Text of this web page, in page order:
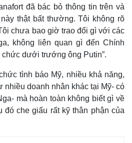
đã bác bỏ thông tin trên và
thật bất thường. Tôi không rõ
chưa bao giờ trao đổi gì với các
không liên quan gì đến Chính
dưới trướng ông Putin”.
tình báo Mỹ, nhiều khả năng,
nhiều doanh nhân khác tại Mỹ- có
mà hoàn toàn không biết gì về
đó che giấu rất kỹ thân phận của